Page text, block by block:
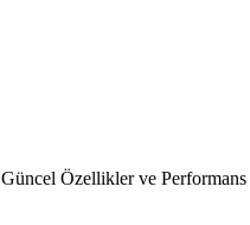
Özellikler ve